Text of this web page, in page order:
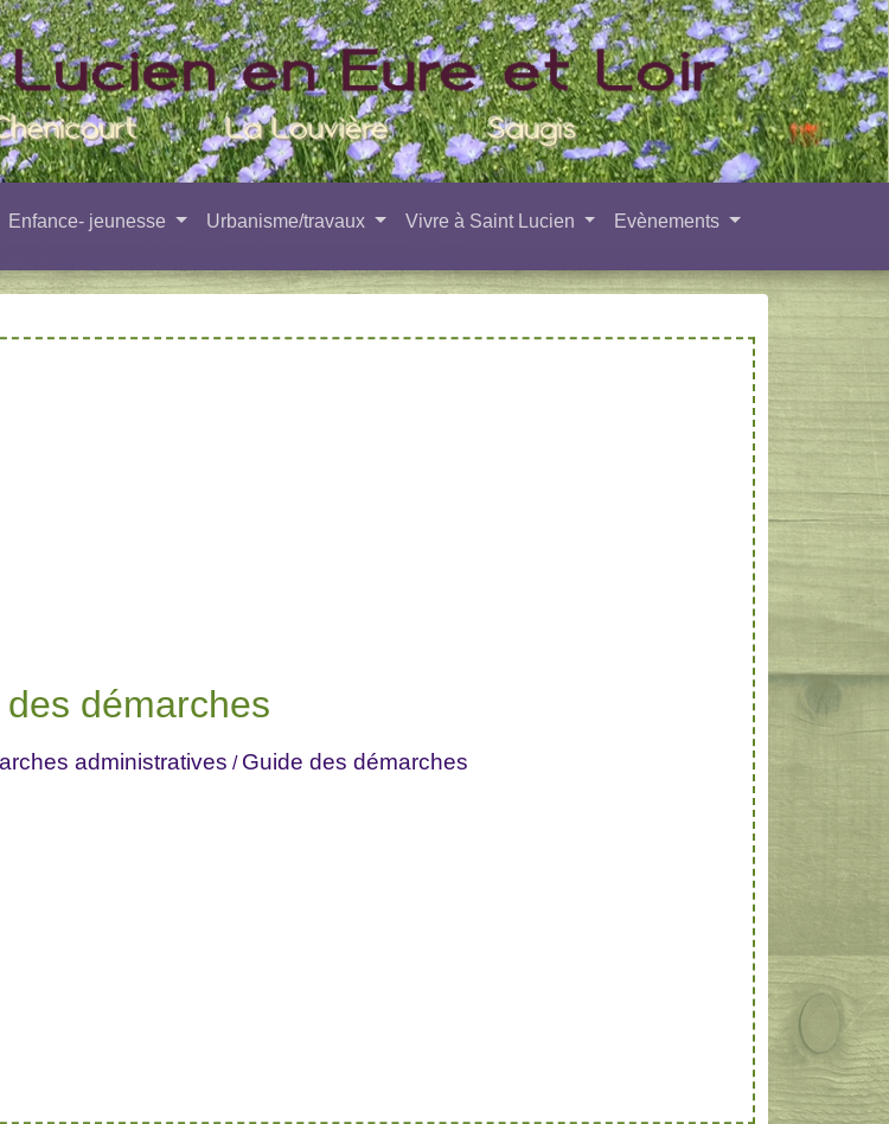
Enfance- jeunesse Urbanisme/travaux Vivre à Saint Lucien Evènements
démarches
administratives / Guide des démarches